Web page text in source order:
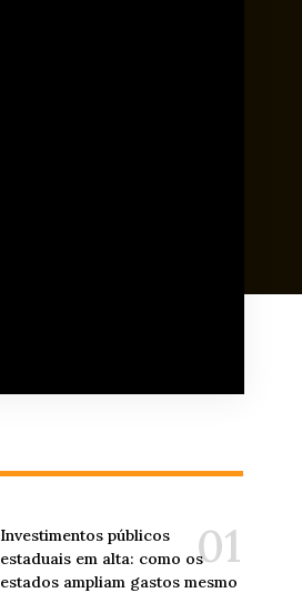
Investimentos públicos
estaduais em alta: como os
estados ampliam gastos mesmo